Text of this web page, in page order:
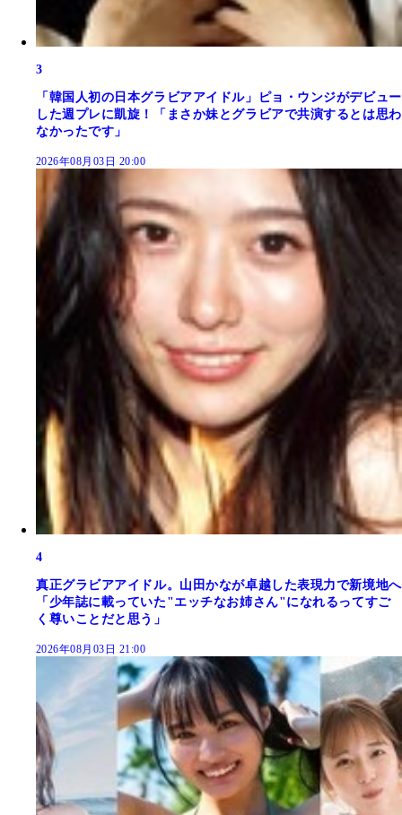
3
「韓国人初の日本グラビアアイドル」ピョ・ウンジがデビュー
した週プレに凱旋！「まさか妹とグラビアで共演するとは思わ
なかったです」
2026年08月03日 20:00
4
真正グラビアアイドル。山田かなが卓越した表現力で新境地へ
「少年誌に載っていた"エッチなお姉さん"になれるってすご
く尊いことだと思う」
2026年08月03日 21:00